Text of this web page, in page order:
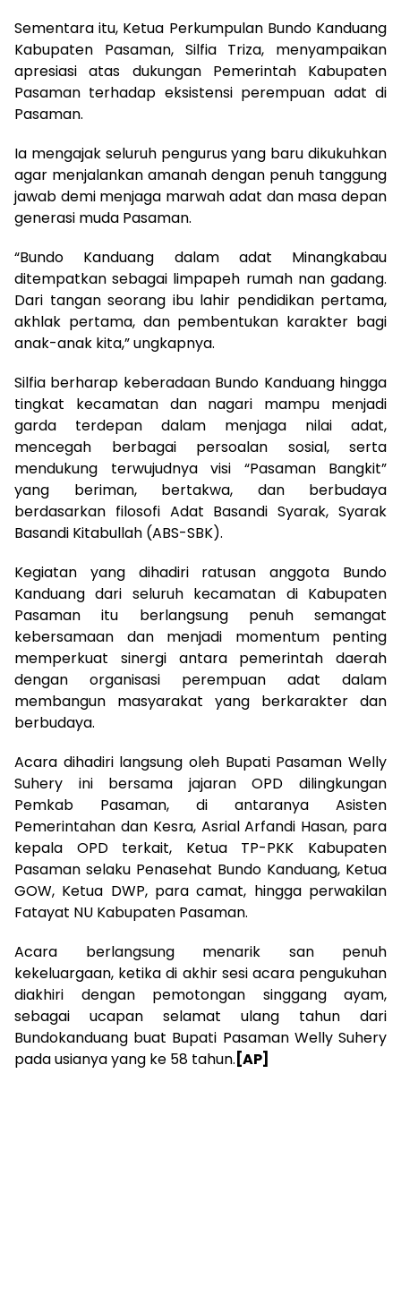
Sementara itu, Ketua Perkumpulan Bundo Kanduang
Kabupaten Pasaman, Silfia Triza, menyampaikan
apresiasi atas dukungan Pemerintah Kabupaten
Pasaman terhadap eksistensi perempuan adat di
Pasaman.
Ia mengajak seluruh pengurus yang baru dikukuhkan
agar menjalankan amanah dengan penuh tanggung
jawab demi menjaga marwah adat dan masa depan
generasi muda Pasaman.
“Bundo Kanduang dalam adat Minangkabau
ditempatkan sebagai limpapeh rumah nan gadang.
Dari tangan seorang ibu lahir pendidikan pertama,
akhlak pertama, dan pembentukan karakter bagi
anak-anak kita,” ungkapnya.
Silfia berharap keberadaan Bundo Kanduang hingga
tingkat kecamatan dan nagari mampu menjadi
garda terdepan dalam menjaga nilai adat,
mencegah berbagai persoalan sosial, serta
mendukung terwujudnya visi “Pasaman Bangkit”
yang beriman, bertakwa, dan berbudaya
berdasarkan filosofi Adat Basandi Syarak, Syarak
Basandi Kitabullah (ABS-SBK).
Kegiatan yang dihadiri ratusan anggota Bundo
Kanduang dari seluruh kecamatan di Kabupaten
Pasaman itu berlangsung penuh semangat
kebersamaan dan menjadi momentum penting
memperkuat sinergi antara pemerintah daerah
dengan organisasi perempuan adat dalam
membangun masyarakat yang berkarakter dan
berbudaya.
Acara dihadiri langsung oleh Bupati Pasaman Welly
Suhery ini bersama jajaran OPD dilingkungan
Pemkab Pasaman, di antaranya Asisten
Pemerintahan dan Kesra, Asrial Arfandi Hasan, para
kepala OPD terkait, Ketua TP-PKK Kabupaten
Pasaman selaku Penasehat Bundo Kanduang, Ketua
GOW, Ketua DWP, para camat, hingga perwakilan
Fatayat NU Kabupaten Pasaman.
Acara berlangsung menarik san penuh
kekeluargaan, ketika di akhir sesi acara pengukuhan
diakhiri dengan pemotongan singgang ayam,
sebagai ucapan selamat ulang tahun dari
Bundokanduang buat Bupati Pasaman Welly Suhery
pada usianya yang ke 58 tahun. [AP]